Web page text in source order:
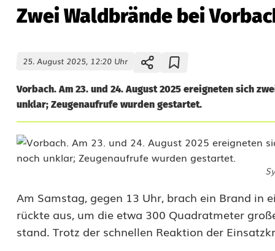
Zwei Waldbrände bei
25. August 2025, 12:20 Uhr
Vorbach. Am 23. und 24. August 2025 ereigneten sich
unklar; Zeugenaufrufe wurden gestartet.
Z
w
Am Samstag, gegen 13 Uhr, brach ein Brand in
rückte aus, um die etwa 300 Quadratmeter
stand. Trotz der schnellen Reaktion der